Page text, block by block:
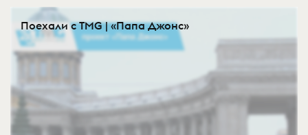
Поехали с TMG | «Папа Джонс»